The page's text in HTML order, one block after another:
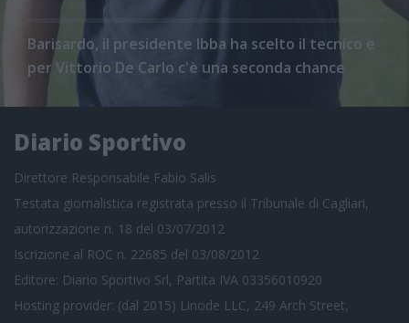
Barisardo, il presidente Ibba ha scelto il tecnico e
per Vittorio De Carlo c'è una seconda chance
Diario Sportivo
Direttore Responsabile Fabio Salis
Testata giornalistica registrata presso il Tribunale di Cagliari,
autorizzazione n. 18 del 03/07/2012
Iscrizione al ROC n. 22685 del 03/08/2012
Editore: Diario Sportivo Srl, Partita IVA 03356010920
Hosting provider: (dal 2015) Linode LLC, 249 Arch Street,